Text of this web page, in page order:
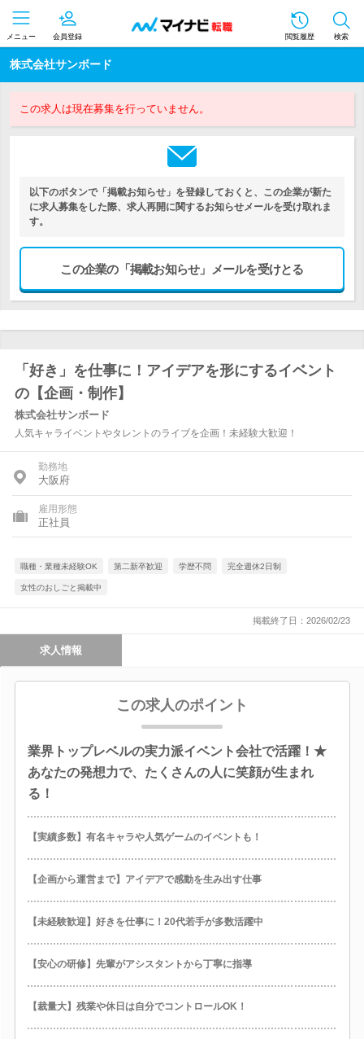
メニュー 会員登録 閲覧履歴 検索
株式会社サンボード
この求人は現在募集を行っていません。
以下のボタンで「掲載お知らせ」を登録しておくと、この企業が新た
に求人募集をした際、求人再開に関するお知らせメールを受け取れま
す。
この企業の「掲載お知らせ」メールを受けとる
「好き」を仕事に！アイデアを形にするイベント
の【企画・制作】
株式会社サンボード
人気キャライベントやタレントのライブを企画！未経験大歓迎！
勤務地
大阪府
雇用形態
正社員
職種・業種未経験OK 第二新卒歓迎 学歴不問 完全週休2日制
女性のおしごと掲載中
掲載終了日：2026/02/23
求人情報
この求人のポイント
業界トップレベルの実力派イベント会社で活躍！★
あなたの発想力で、たくさんの人に笑顔が生まれ
る！
【実績多数】有名キャラや人気ゲームのイベントも！
【企画から運営まで】アイデアで感動を生み出す仕事
【未経験歓迎】好きを仕事に！20代若手が多数活躍中
【安心の研修】先輩がアシスタントから丁寧に指導
【裁量大】残業や休日は自分でコントロールOK！